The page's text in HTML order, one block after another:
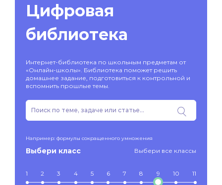
Цифровая
библиотека
Интернет-библиотека по школьным предметам от
«Онлайн-школы». Библиотека поможет решить
домашнее задание, подготовиться к контрольной и
вспомнить прошлые темы.
Например: формулы сокращенного умножения
Выбери класс Выбери все классы
1 2 3 4 5 6 7 8 9 10 11